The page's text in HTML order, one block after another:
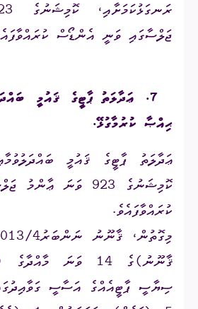
ޖަލްސާގައި ވަނީ އެންޑޯސް
7.
ޢަދާލަތު ޕާޓީގެ ޤައުމީ
ޙިއްޞާ ކުރުމާގުޅޭ.
ޢަދާލަތު ޕާޓީގެ ޤައުމީ
ކޮމިޝަނުގެ 923 ވަނަ
ކުރައްވާފައެވެ.
ޤާނޫނު)ގެ 14 ވަނަ
ސިޔާސީ ޕާޓީއެއްގެ އަސާސީ